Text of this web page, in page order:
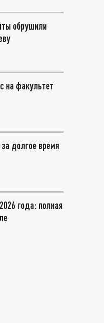
обрушили
на факультет
долгое время
года: полная